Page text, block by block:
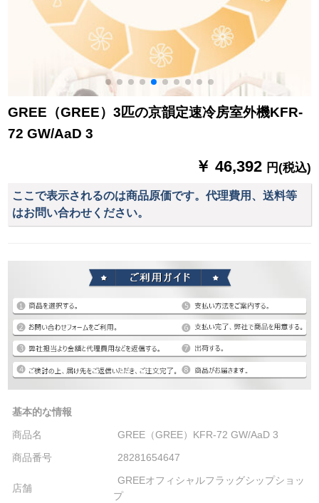
GREE（GREE）3匹の京韻定速冷房室外機KFR-
72 GW/AaD 3
￥ 46,392 円(税込)
ここで表示されるのは商品原価です。代理費用、送料等
はお問い合わせください。
基本的な情報
商品名
GREE（GREE）KFR-72 GW/AaD 3
商品番号
28281654647
店舗
GREEオフィシャルフラッグシップショッ
プ